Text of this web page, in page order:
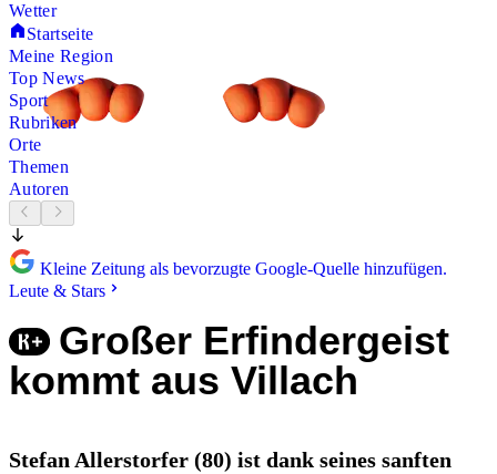
Wetter
Startseite
Meine Region
Top News
Sport
Rubriken
Orte
Themen
Autoren
Kleine Zeitung als bevorzugte Google-Quelle hinzufügen.
Leute & Stars
Großer Erfindergeist
kommt aus Villach
Stefan Allerstorfer (80) ist dank seines sanften